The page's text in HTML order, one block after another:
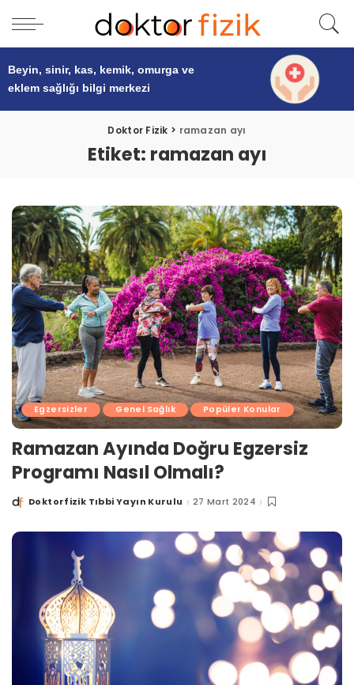
Beyin, sinir, kas, kemik, omurga ve
eklem sağlığı bilgi merkezi
Doktor Fizik > ramazan ayı
Etiket: ramazan ayı
Egzersizler Genel Sağlık Popüler Konular
Ramazan Ayında Doğru Egzersiz
Programı Nasıl Olmalı?
PostedDoktorfizik Tıbbi Yayın Kurulu 27 Mart 2024